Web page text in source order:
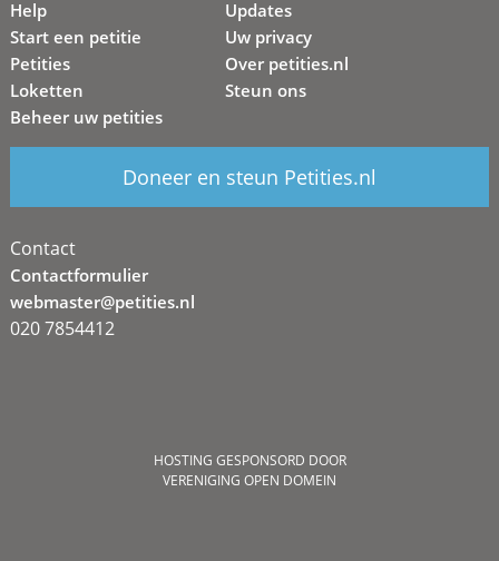
Help
Start een petitie
Petities
Loketten
Beheer uw petities
Updates
Uw privacy
Over petities.nl
Steun ons
Doneer en steun Petities.nl
Contact
Contactformulier
webmaster@petities.nl
020 7854412
HOSTING GESPONSORD DOOR
VERENIGING OPEN DOMEIN